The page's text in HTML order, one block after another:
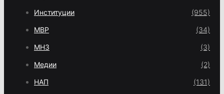
Институции (955)
МВР (34)
МНЗ (3)
Медии (2)
НАП (131)